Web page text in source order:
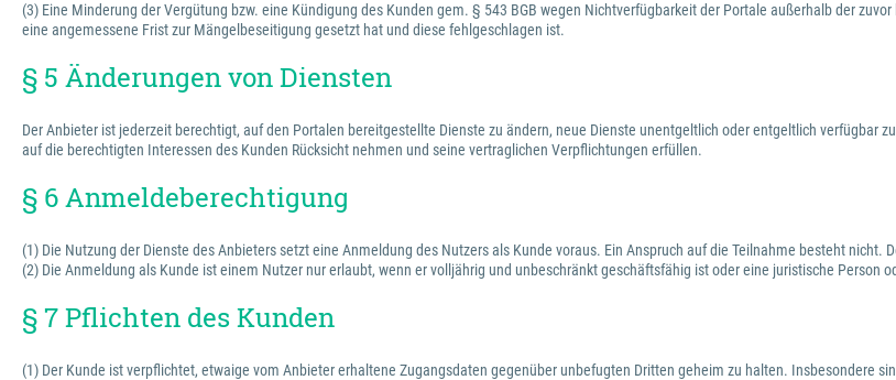
(3) Eine Minderung der Vergütung bzw. eine Kündigung des Kunden gem. § 543 BGB wegen Nichtverfügbarkeit der Portale außerhalb der
eine angemessene Frist zur Mängelbeseitigung gesetzt hat und diese fehlgeschlagen ist.
§ 5 Änderungen von Diensten
Der Anbieter ist jederzeit berechtigt, auf den Portalen bereitgestellte Dienste zu ändern, neue Dienste unentgeltlich oder entgeltlich verfügbar
auf die berechtigten Interessen des Kunden Rücksicht nehmen und seine vertraglichen Verpflichtungen erfüllen.
§ 6 Anmeldeberechtigung
(1) Die Nutzung der Dienste des Anbieters setzt eine Anmeldung des Nutzers als Kunde voraus. Ein Anspruch auf die Teilnahme besteht
(2) Die Anmeldung als Kunde ist einem Nutzer nur erlaubt, wenn er volljährig und unbeschränkt geschäftsfähig ist oder eine juristische Person
§ 7 Pflichten des Kunden
(1) Der Kunde ist verpflichtet, etwaige vom Anbieter erhaltene Zugangsdaten gegenüber unbefugten Dritten geheim zu halten. Insbesondere